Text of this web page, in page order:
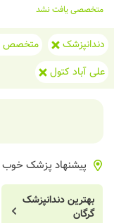
متخصصی یافت نشد
دندانپزشک
متخصص
علی آباد کتول
پیشنهاد پزشک خوب
بهترین دندانپزشک
گرگان